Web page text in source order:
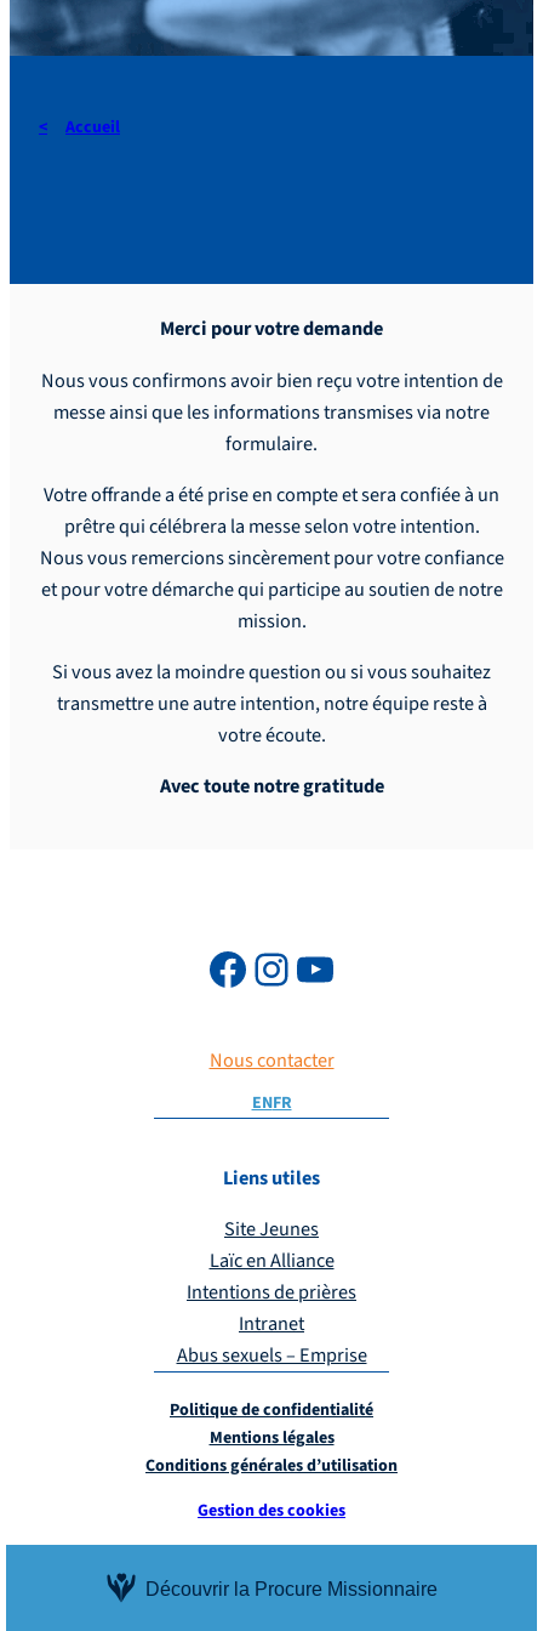
Découvrir la Procure Missionnaire
Accueil
Merci pour votre demande
Nous vous confirmons avoir bien reçu votre intention de
messe ainsi que les informations transmises via notre
formulaire.
Votre offrande a été prise en compte et sera confiée à un
prêtre qui célébrera la messe selon votre intention.
Nous vous remercions sincèrement pour votre confiance
et pour votre démarche qui participe au soutien de notre
mission.
Si vous avez la moindre question ou si vous souhaitez
transmettre une autre intention, notre équipe reste à
votre écoute.
Avec toute notre gratitude
Nous contacter
ENFR
Liens utiles
Site Jeunes
Laïc en Alliance
Intentions de prières
Intranet
Abus sexuels – Emprise
Politique de confidentialité
Mentions légales
Conditions générales d’utilisation
Gestion des cookies